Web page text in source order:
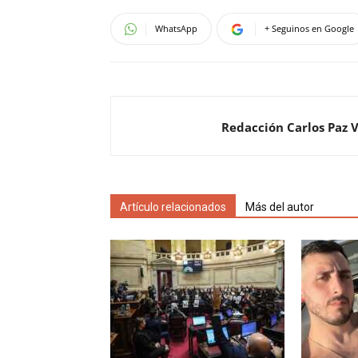
WhatsApp + Seguinos en Google
Redacción Carlos Paz
Artículo relacionados Más del autor